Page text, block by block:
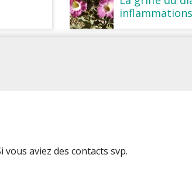
inflammations
vous aviez des contacts svp.